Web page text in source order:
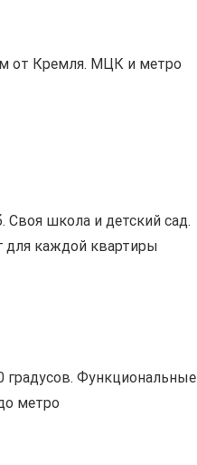
от Кремля. МЦК и метро
Своя школа и детский сад.
для каждой квартиры
градусов. Функциональные
метро